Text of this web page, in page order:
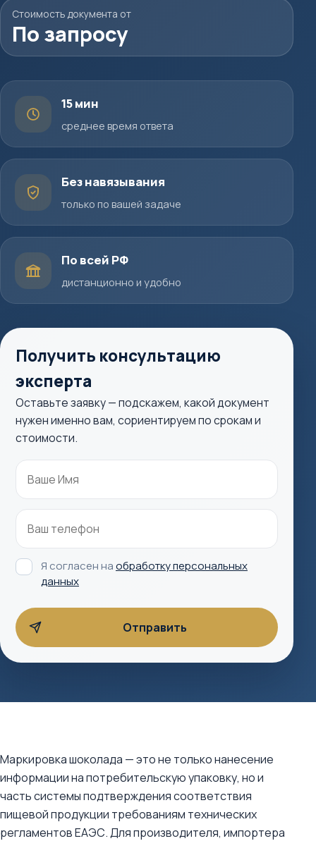
Стоимость документа от
По запросу
15 мин
среднее время ответа
Без навязывания
только по вашей задаче
По всей РФ
дистанционно и удобно
Получить консультацию
эксперта
Оставьте заявку — подскажем, какой документ
нужен именно вам, сориентируем по срокам и
стоимости.
Я согласен наобработку персональных
данных
Маркировка шоколада — это не только нанесение
информации на потребительскую упаковку, но и
часть системы подтверждения соответствия
пищевой продукции требованиям технических
регламентов ЕАЭС. Для производителя, импортера